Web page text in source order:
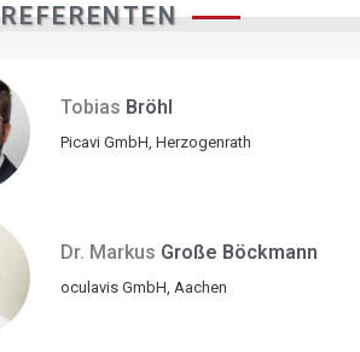
REFERENTEN
Tobias Bröhl
Picavi GmbH, Herzogenrath
Dr. Markus Große Böckmann
oculavis GmbH, Aachen